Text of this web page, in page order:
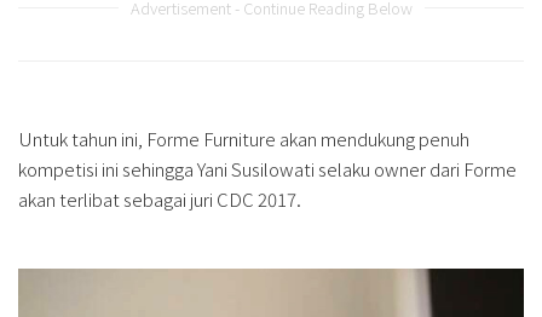
Advertisement - Continue Reading Below
Untuk tahun ini, Forme Furniture akan mendukung penuh
kompetisi ini sehingga Yani Susilowati selaku owner dari Forme
akan terlibat sebagai juri CDC 2017.